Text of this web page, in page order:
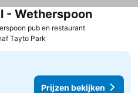
pub en restaurant
- Wetherspoon
Tayto Park
Prijzen bekijken